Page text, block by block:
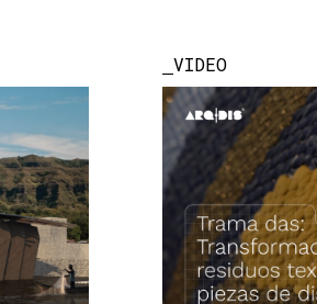
VIDEO